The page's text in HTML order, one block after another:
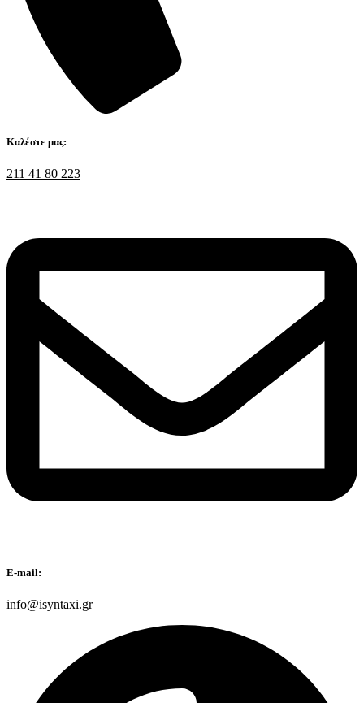
Καλέστε μας:
211 41 80 223
E-mail:
info@isyntaxi.gr